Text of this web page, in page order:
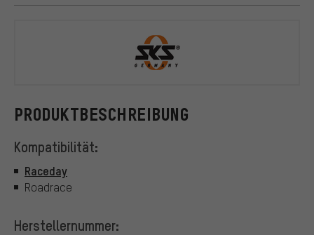
PRODUKTBESCHREIBUNG
Kompatibilität:
Raceday
Roadrace
Herstellernummer: